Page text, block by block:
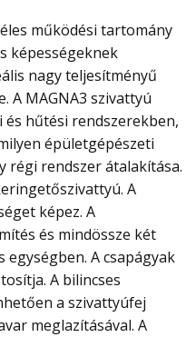
működési tartomány
képességeknek
nagy teljesítményű
A MAGNA3 szivattyú
hűtési rendszerekben,
épületgépészeti
régi rendszer átalakítása.
A
képez. A
és mindössze két
A csapágyak
A bilincses
a szivattyúfej
meglazításával. A